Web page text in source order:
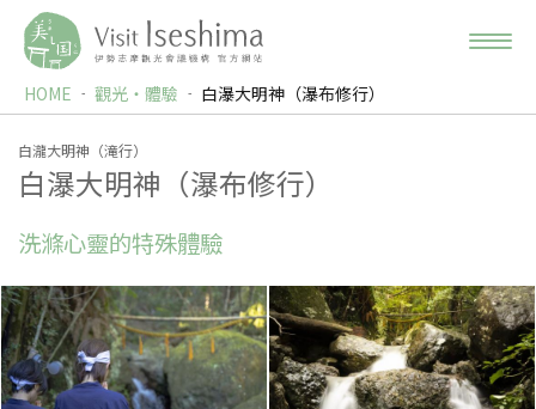
HOME 觀光‧體驗 白瀑大明神（瀑布修行）
白瀧大明神（滝行）
白瀑大明神（瀑布修行）
洗滌心靈的特殊體驗